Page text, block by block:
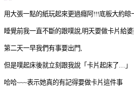
用大張一點的紙玩起來更過癮阿!!!底板大約晾
睡覺前我一直不斷的跟噗說 明天要做卡片給
第二天一早我們有事要出門
但是噗起床後就立刻跟我說「卡片起床了
」
哈哈~~~表示她真的有記得要做卡片這件事